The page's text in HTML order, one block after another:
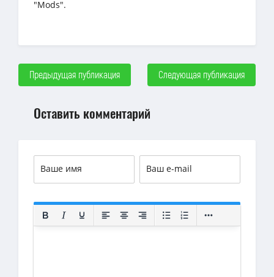
"Mods".
Предыдущая публикация Следующая публикация
Оставить комментарий